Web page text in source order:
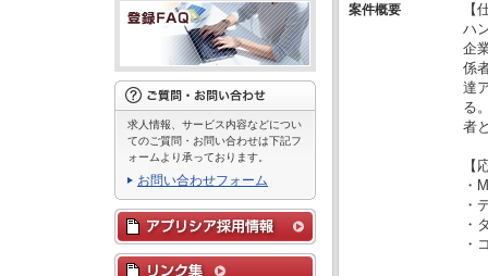
求人情報、サービス内容などについ
てのご質問・お問い合わせは下記フ
ォームより承っております。
お問い合わせフォーム
案件概要
【
ハ
企
係
達
る
者
【
・
・
・
・